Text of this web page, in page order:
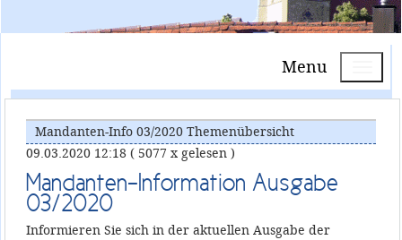
Menu
Mandanten-Info 03/2020 Themenübersicht
09.03.2020 12:18 ( 5077 x gelesen )
Mandanten-Information Ausgabe
03/2020
Informieren Sie sich in der aktuellen Ausgabe der